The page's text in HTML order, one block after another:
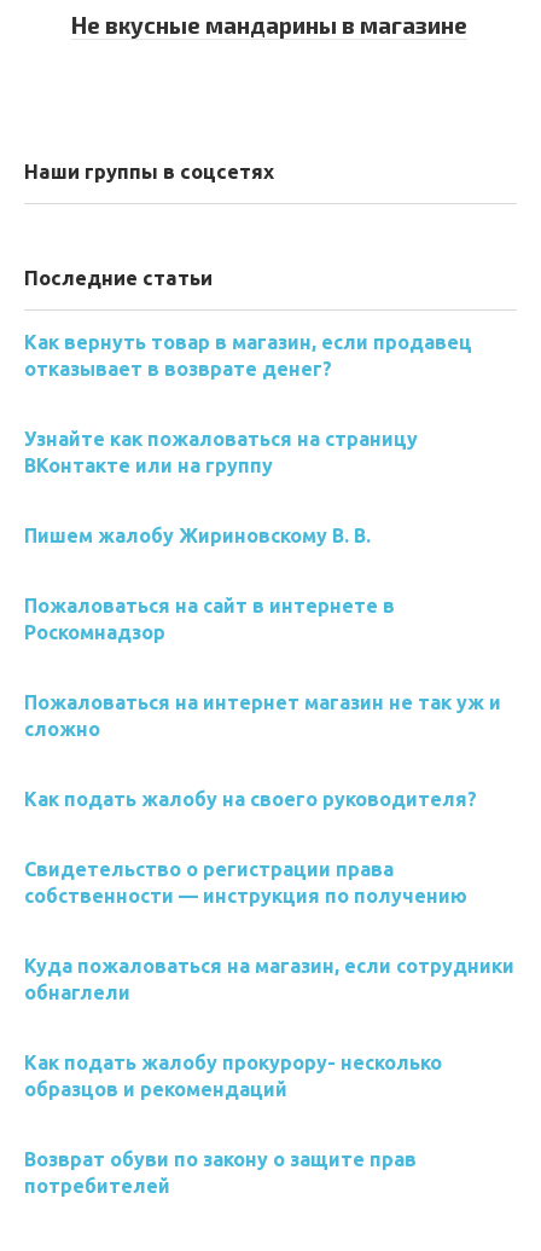
Не вкусные мандарины в магазине
Наши группы в соцсетях
Последние статьи
Как вернуть товар в магазин, если продавец
отказывает в возврате денег?
Узнайте как пожаловаться на страницу
ВКонтакте или на группу
Пишем жалобу Жириновскому В. В.
Пожаловаться на сайт в интернете в
Роскомнадзор
Пожаловаться на интернет магазин не так уж и
сложно
Как подать жалобу на своего руководителя?
Свидетельство о регистрации права
собственности — инструкция по получению
Куда пожаловаться на магазин, если сотрудники
обнаглели
Как подать жалобу прокурору- несколько
образцов и рекомендаций
Возврат обуви по закону о защите прав
потребителей